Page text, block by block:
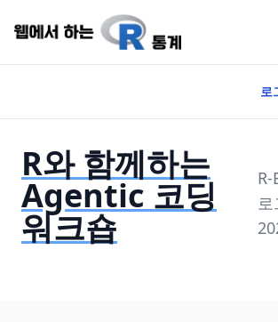
로
R와 함께하는
Agentic 코딩
워크숍
로